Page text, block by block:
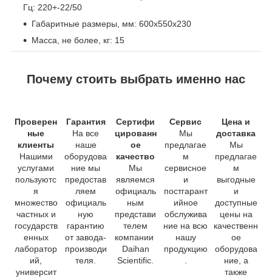
Гц: 220+-22/50
Габаритные размеры, мм: 600х550х230
Масса, не более, кг: 15
Почему стоить выбрать именно нас
Проверен
ные
клиенты
Нашими
услугами
пользуютс
я
множество
частных и
государств
енных
лаборатор
ий,
университ
Гарантия
На все
наше
оборудова
ние мы
предостав
ляем
официаль
ную
гарантию
от завода-
производи
теля.
Сертифи
цированн
ое
качество
Мы
являемся
официаль
ным
представи
телем
компании
Daihan
Scientific.
Сервис
Мы
предлагае
м
сервисное
и
постгарант
ийное
обслужива
ние на всю
нашу
продукцию
Цена и
доставка
Мы
предлагае
м
выгодные
и
доступные
цены на
качественн
ое
оборудова
ние, а
также